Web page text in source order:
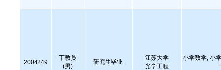
2004249
丁教员
(男)
研究生毕业
江苏大学
光学工程
小学数学, 小